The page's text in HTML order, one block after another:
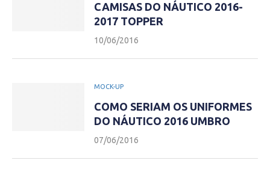
CAMISAS DO NÁUTICO 2016-
2017 TOPPER
10/06/2016
MOCK-UP
COMO SERIAM OS UNIFORMES
DO NÁUTICO 2016 UMBRO
07/06/2016